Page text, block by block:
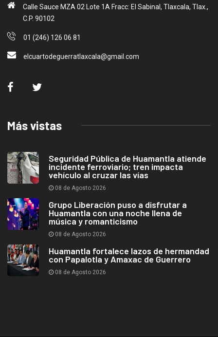
Calle Sauce MZA 02 Lote 1A Fracc: El Sabinal, Tlaxcala, Tlax.,
C.P. 90102
01 (246) 126 06 81
elcuartodeguerratlaxcala@gmail.com
Más vistas
Seguridad Pública de Huamantla atiende
incidente ferroviario; tren impacta
vehículo al cruzar las vías
08 de Agosto 2026
Grupo Liberación puso a disfrutar a
Huamantla con una noche llena de
música y romanticismo
08 de Agosto 2026
Huamantla fortalece lazos de hermandad
con Papalotla y Amaxac de Guerrero
08 de Agosto 2026